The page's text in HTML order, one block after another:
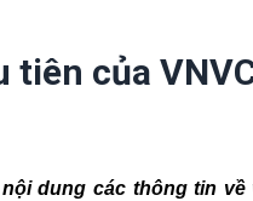
tiên của
dung các thông tin về